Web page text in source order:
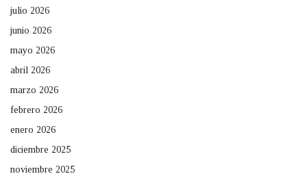
julio 2026
junio 2026
mayo 2026
abril 2026
marzo 2026
febrero 2026
enero 2026
diciembre 2025
noviembre 2025